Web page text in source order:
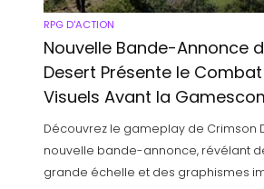
RPG D'ACTION
Nouvelle Bande-Annonce
Desert Présente le
Visuels Avant la
Découvrez le gameplay de Crimson
nouvelle bande-annonce, révélant
grande échelle et des graphismes